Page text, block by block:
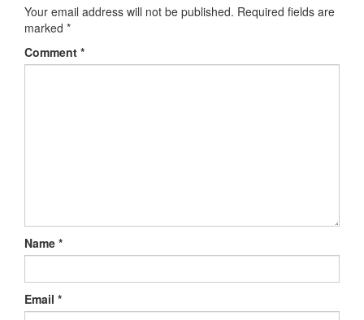
Your email address will not be published. Required fields are
marked *
Comment *
Name *
Email *